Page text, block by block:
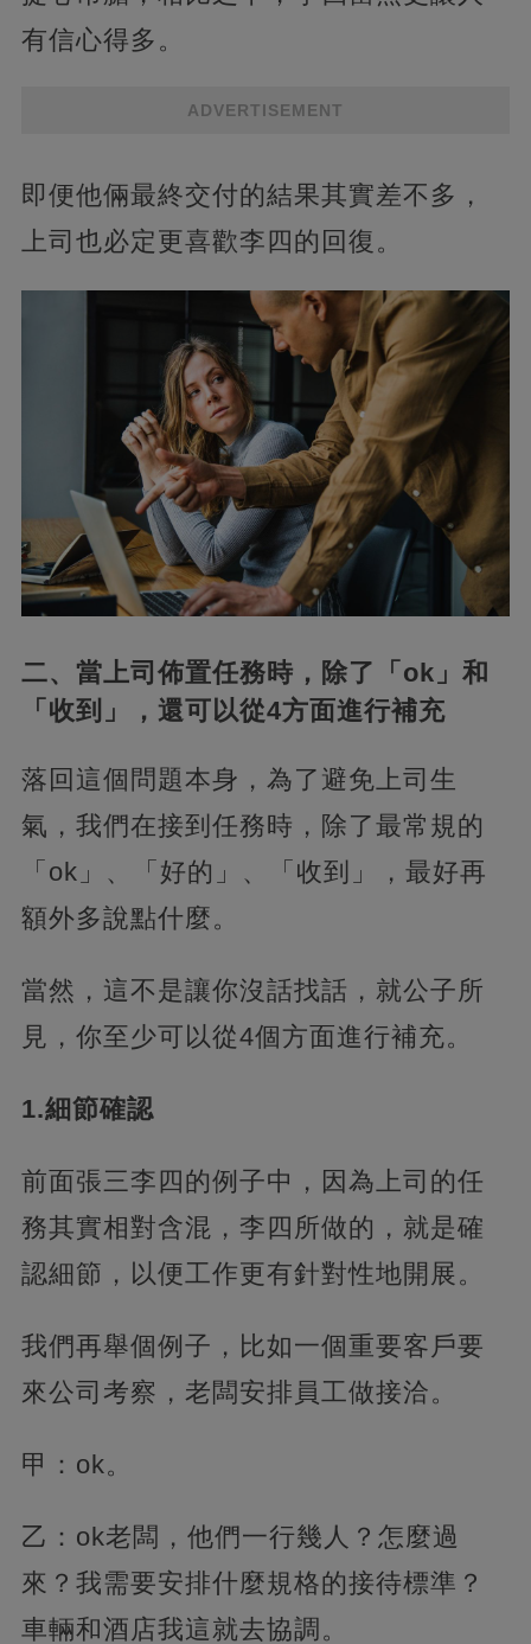
有信心得多。
ADVERTISEMENT
即便他倆最終交付的結果其實差不多，
上司也必定更喜歡李四的回復。
二、當上司佈置任務時，除了「ok」和
「收到」，還可以從4方面進行補充
落回這個問題本身，為了避免上司生
氣，我們在接到任務時，除了最常規的
「ok」、「好的」、「收到」，最好再
額外多說點什麼。
當然，這不是讓你沒話找話，就公子所
見，你至少可以從4個方面進行補充。
1.細節確認
前面張三李四的例子中，因為上司的任
務其實相對含混，李四所做的，就是確
認細節，以便工作更有針對性地開展。
我們再舉個例子，比如一個重要客戶要
來公司考察，老闆安排員工做接洽。
甲：ok。
乙：ok老闆，他們一行幾人？怎麼過
來？我需要安排什麼規格的接待標準？
車輛和酒店我這就去協調。